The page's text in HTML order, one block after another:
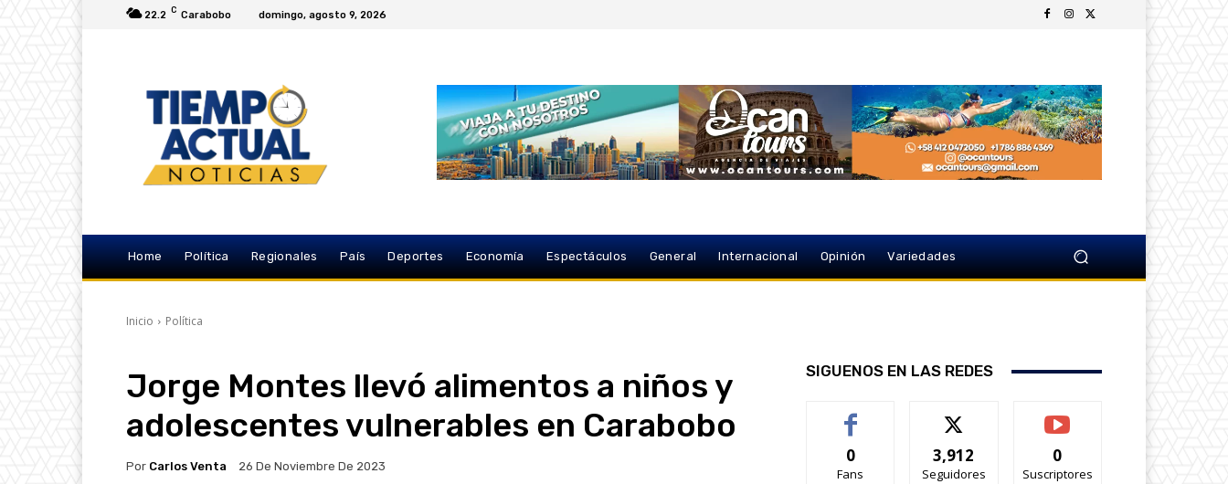
22.2 C Carabobo domingo, agosto 9, 2026
Home Política Regionales País Deportes Economía Espectáculos General Internacional Opinión Variedades
Inicio Política
Jorge Montes llevó alimentos a niños y
adolescentes vulnerables en Carabobo
Por Carlos Venta 26 De Noviembre De 2023
SIGUENOS EN LAS REDES
0
Fans
3,912
Seguidores
0
Suscriptores